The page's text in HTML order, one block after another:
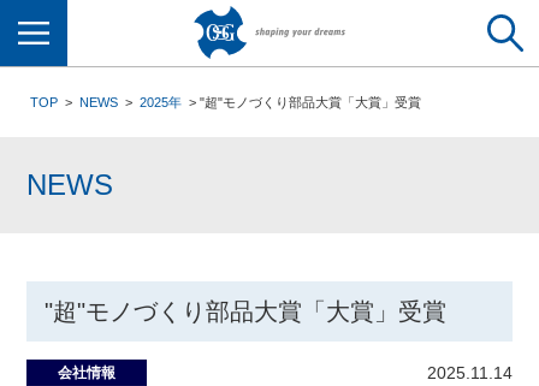
TOP NEWS 2025年 "超"モノづくり部品大賞「大賞」受賞
NEWS
"超"モノづくり部品大賞「大賞」受賞
会社情報 2025.11.14